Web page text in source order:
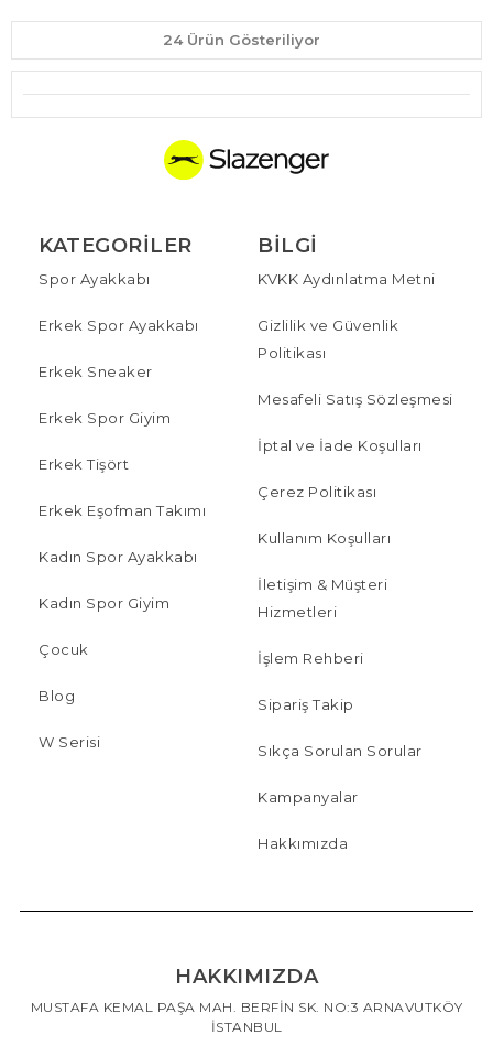
24 Ürün Gösteriliyor
KATEGORILER
Spor Ayakkabı
Erkek Spor Ayakkabı
Erkek Sneaker
Erkek Spor Giyim
Erkek Tişört
Erkek Eşofman Takımı
Kadın Spor Ayakkabı
Kadın Spor Giyim
Çocuk
Blog
W Serisi
BILGI
KVKK Aydınlatma Metni
Gizlilik ve Güvenlik
Politikası
Mesafeli Satış Sözleşmesi
İptal ve İade Koşulları
Çerez Politikası
Kullanım Koşulları
İletişim & Müşteri
Hizmetleri
İşlem Rehberi
Sipariş Takip
Sıkça Sorulan Sorular
Kampanyalar
Hakkımızda
HAKKIMIZDA
MUSTAFA KEMAL PAŞA MAH. BERFİN SK. NO:3 ARNAVUTKÖY
İSTANBUL